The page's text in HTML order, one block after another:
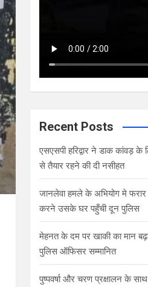
Recent Posts
एसएसपी हरिद्वार ने डाक कांवड़
से तैयार रहने की दी नसीहत
जानलेवा हमले के अभियोग मे फरार
करने उसके घर पहुँची दून पुलिस
मेहनत के दम पर खाकी का मान
पुलिस ऑफिसर सम्मानित
पुष्पवर्षा और चरण प्रक्षालन के